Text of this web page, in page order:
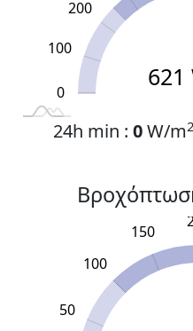
L
0
100
200
621
24h min : 0W/m2
50
100
150